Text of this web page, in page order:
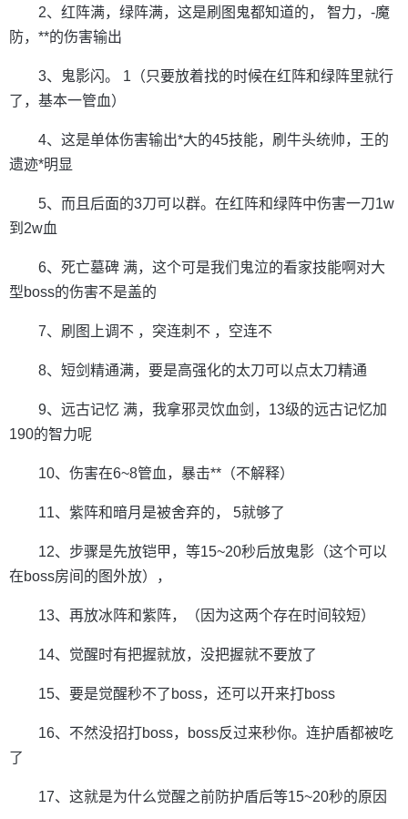
2、红阵满，绿阵满，这是刷图鬼都知道的， 智力，-魔
防，**的伤害输出
3、鬼影闪。 1（只要放着找的时候在红阵和绿阵里就行
了，基本一管血）
4、这是单体伤害输出*大的45技能，刷牛头统帅，王的
遗迹*明显
5、而且后面的3刀可以群。在红阵和绿阵中伤害一刀1w
到2w血
6、死亡墓碑 满，这个可是我们鬼泣的看家技能啊对大
型boss的伤害不是盖的
7、刷图上调不 ，突连刺不 ，空连不
8、短剑精通满，要是高强化的太刀可以点太刀精通
9、远古记忆 满，我拿邪灵饮血剑，13级的远古记忆加
190的智力呢
10、伤害在6~8管血，暴击**（不解释）
11、紫阵和暗月是被舍弃的， 5就够了
12、步骤是先放铠甲，等15~20秒后放鬼影（这个可以
在boss房间的图外放），
13、再放冰阵和紫阵，（因为这两个存在时间较短）
14、觉醒时有把握就放，没把握就不要放了
15、要是觉醒秒不了boss，还可以开来打boss
16、不然没招打boss，boss反过来秒你。连护盾都被吃
了
17、这就是为什么觉醒之前防护盾后等15~20秒的原因